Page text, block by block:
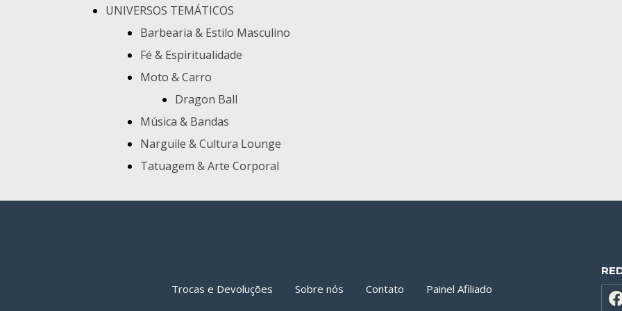
UNIVERSOS TEMÁTICOS
Barbearia & Estilo Masculino
Fé & Espiritualidade
Moto & Carro
Dragon Ball
Música & Bandas
Narguile & Cultura Lounge
Tatuagem & Arte Corporal
Trocas e Devoluções Sobre nós Contato Painel Afiliado